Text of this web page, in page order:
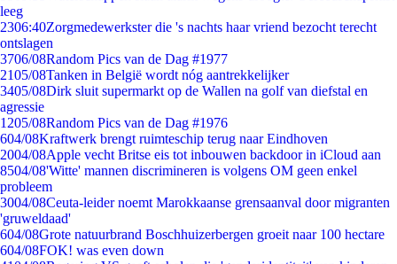
leeg
2306:40Zorgmedewerkster die 's nachts haar vriend bezocht terecht
ontslagen
3706/08Random Pics van de Dag #1977
2105/08Tanken in België wordt nóg aantrekkelijker
3405/08Dirk sluit supermarkt op de Wallen na golf van diefstal en
agressie
1205/08Random Pics van de Dag #1976
604/08Kraftwerk brengt ruimteschip terug naar Eindhoven
2004/08Apple vecht Britse eis tot inbouwen backdoor in iCloud aan
8504/08'Witte' mannen discrimineren is volgens OM geen enkel
probleem
3004/08Ceuta-leider noemt Marokkaanse grensaanval door migranten
'gruweldaad'
604/08Grote natuurbrand Boschhuizerbergen groeit naar 100 hectare
604/08FOK! was even down